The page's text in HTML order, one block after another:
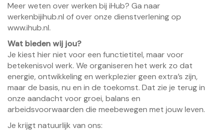
Meer weten over werken bij iHub? Ga naar
werkenbijihub.nl of over onze dienstverlening op
www.ihub.nl.
Wat bieden wij jou?
Je kiest hier niet voor een functietitel, maar voor
betekenisvol werk. We organiseren het werk zo dat
energie, ontwikkeling en werkplezier geen extra’s zijn,
maar de basis, nu en in de toekomst. Dat zie je terug in
onze aandacht voor groei, balans en
arbeidsvoorwaarden die meebewegen met jouw leven.
Je krijgt natuurlijk van ons: